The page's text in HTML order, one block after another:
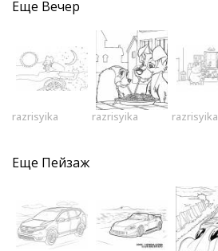
Еще Вечер
razrisyika razrisyika razrisyika
Еще Пейзаж